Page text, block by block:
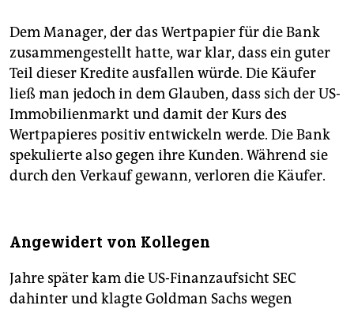
Dem Manager, der das Wertpapier für die Bank
zusammengestellt hatte, war klar, dass ein guter
Teil dieser Kredite ausfallen würde. Die Käufer
ließ man jedoch in dem Glauben, dass sich der US-
Immobilienmarkt und damit der Kurs des
Wertpapieres positiv entwickeln werde. Die Bank
spekulierte also gegen ihre Kunden. Während sie
durch den Verkauf gewann, verloren die Käufer.
Angewidert von Kollegen
Jahre später kam die US-Finanzaufsicht SEC
dahinter und klagte Goldman Sachs wegen